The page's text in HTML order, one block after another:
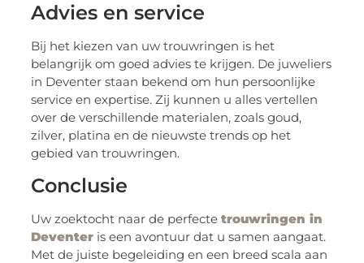
Advies en service
Bij het kiezen van uw trouwringen is het
belangrijk om goed advies te krijgen. De juweliers
in Deventer staan bekend om hun persoonlijke
service en expertise. Zij kunnen u alles vertellen
over de verschillende materialen, zoals goud,
zilver, platina en de nieuwste trends op het
gebied van trouwringen.
Conclusie
Uw zoektocht naar de perfectetrouwringen in
Deventer is een avontuur dat u samen aangaat.
Met de juiste begeleiding en een breed scala aan